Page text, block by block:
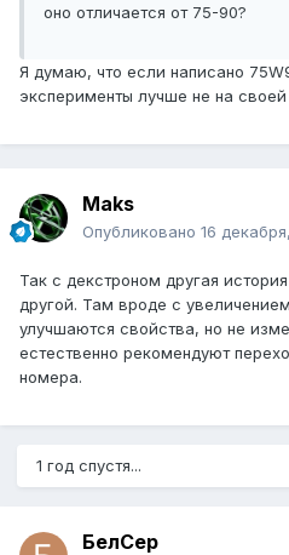
оно отличается от 75-90?
Я думаю, что если написано
эксперименты лучше не на
Maks
Опубликовано 16
Так с декстроном другая
другой. Там вроде с
улучшаются свойства, но не
естественно рекомендуют
номера.
1 год спустя...
БелСер